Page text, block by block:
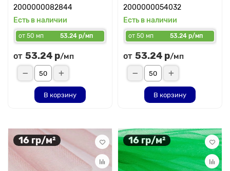
2000000082844
Есть в наличии
от 50 мп 53.24 р/мп
от 53.24 р/мп
В корзину
2000000054032
Есть в наличии
от 50 мп 53.24 р/мп
от 53.24 р/мп
В корзину
16 гр/м² 16 гр/м²